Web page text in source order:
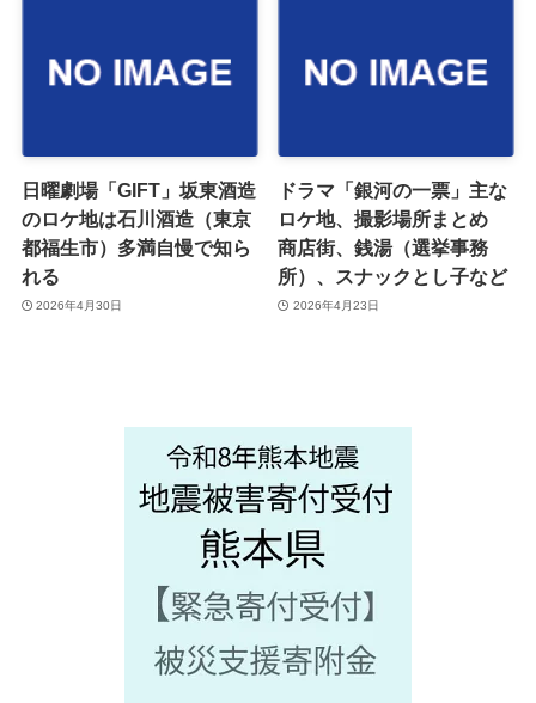
日曜劇場「GIFT」坂東酒造
のロケ地は石川酒造（東京
都福生市）多満自慢で知ら
れる
2026年4月30日
ドラマ「銀河の一票」主な
ロケ地、撮影場所まとめ
商店街、銭湯（選挙事務
所）、スナックとし子など
2026年4月23日